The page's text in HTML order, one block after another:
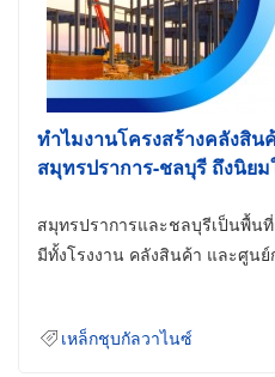
ทำไมงานโครงสร้างคลังสิน
สมุทรปราการ-ชลบุรี ถึงนิย
สมุทรปราการและชลบุรีเป็นพื้น
มีทั้งโรงงาน คลังสินค้า และศูน
เหล็กชุบกัลวาไนซ์